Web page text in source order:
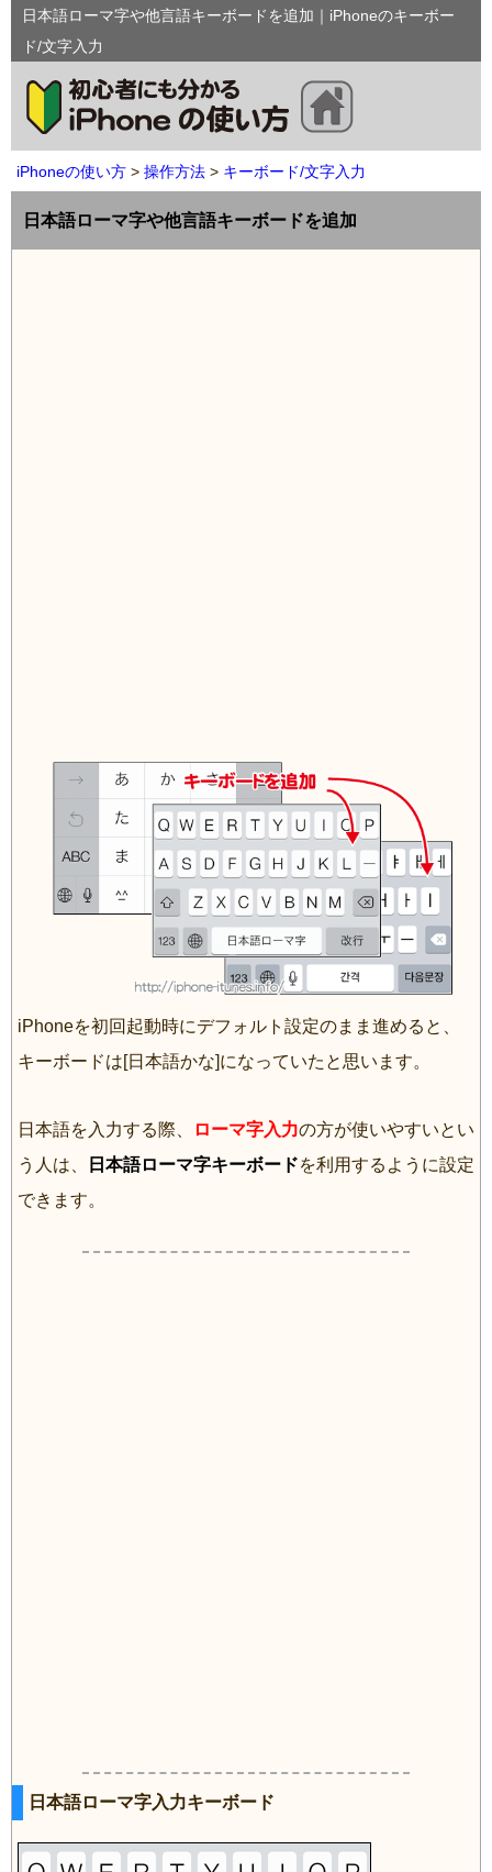
日本語ローマ字や他言語キーボードを追加｜iPhoneのキーボー
ド/文字入力
iPhoneの使い方 操作方法 キーボード/文字入力
日本語ローマ字や他言語キーボードを追加
iPhoneを初回起動時にデフォルト設定のまま進めると、
キーボードは[日本語かな]になっていたと思います。
日本語を入力する際、 ローマ字入力の方が使いやすいとい
う人は、
日本語ローマ字キーボードを利用するように設定
できます。
日本語ローマ字入力キーボード